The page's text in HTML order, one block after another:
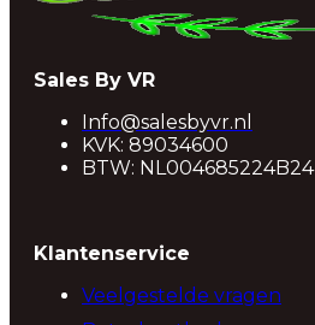
Sales By VR
Info@salesbyvr.nl
KVK: 89034600
BTW: NL004685224B24
Klantenservice
Veelgestelde vragen